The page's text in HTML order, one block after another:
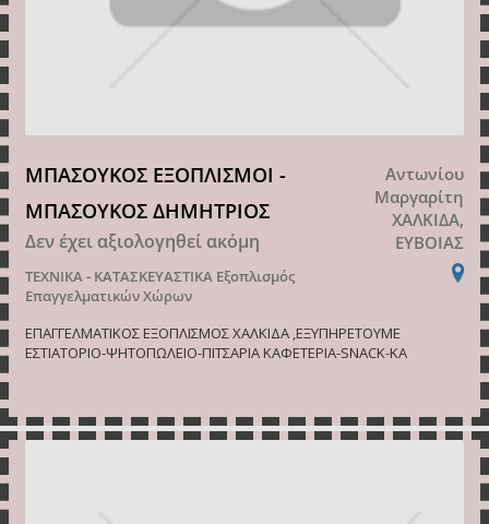
ΜΠΑΣΟΥΚΟΣ ΕΞΟΠΛΙΣΜΟΙ -
ΜΠΑΣΟΥΚΟΣ ΔΗΜΗΤΡΙΟΣ
Δεν έχει αξιολογηθεί ακόμη
ΤΕΧΝΙΚΑ - ΚΑΤΑΣΚΕΥΑΣΤΙΚΑ Εξοπλισμός
Επαγγελματικών Χώρων
Αντωνίου
Μαργαρίτη
ΧΑΛΚΙΔΑ,
ΕΥΒΟΙΑΣ
ΕΠΑΓΓΕΛΜΑΤΙΚΟΣ ΕΞΟΠΛΙΣΜΟΣ ΧΑΛΚΙΔΑ ,ΕΞΥΠΗΡΕΤΟΥΜΕ
ΕΣΤΙΑΤΟΡΙΟ-ΨΗΤΟΠΩΛΕΙΟ-ΠΙΤΣΑΡΙΑ ΚΑΦΕΤΕΡΙΑ-SNACK-ΚΑ